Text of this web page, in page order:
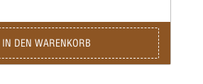
Art: BR • Bleifrei: Nein •
• BC-Wert: 0,132 • Anwendungsgebiete:
• Geeignet für: Kleinkaliber 100 m
50 m Dreistellung / Biathlon 50 m /
IN DEN WARENKORB